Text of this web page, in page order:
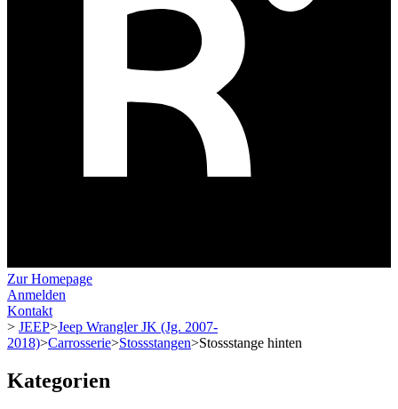
Zur Homepage
Anmelden
Kontakt
> JEEP>Jeep Wrangler JK (Jg. 2007-
2018)>Carrosserie>Stossstangen>Stossstange hinten
Kategorien